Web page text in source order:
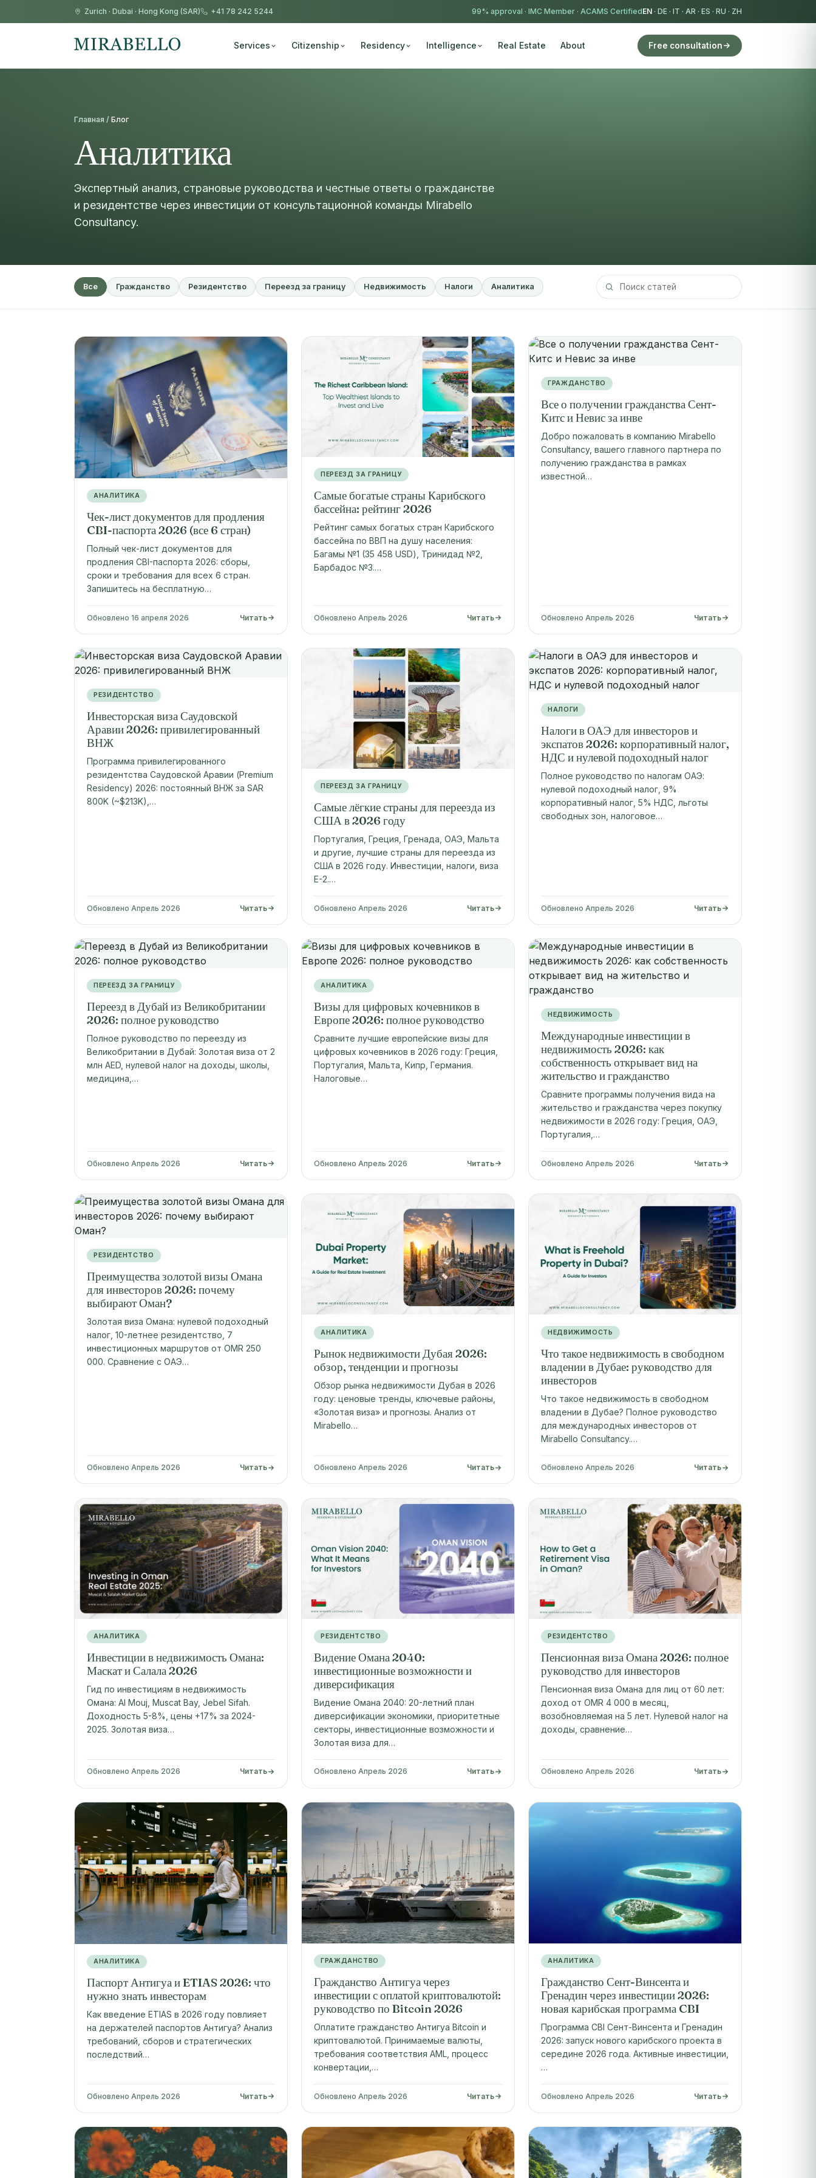
Zurich · Dubai · Hong Kong (SAR) +41 78 242 5244 99% approval · IMC Member · ACAMS CertifiedEN · DE · IT · AR · ES · RU · ZH
Services Citizenship Residency Intelligence Real Estate About Free consultation
Главная / Блог
Аналитика
Экспертный анализ, страновые руководства и честные ответы о гражданстве
и резидентстве через инвестиции от консультационной команды Mirabello
Consultancy.
Все Гражданство Резидентство Переезд за границу Недвижимость Налоги Аналитика
АНАЛИТИКА
Чек-лист документов для продления
CBI-паспорта 2026 (все 6 стран)
Полный чек-лист документов для
продления CBI-паспорта 2026: сборы,
сроки и требования для всех 6 стран.
Запишитесь на бесплатную…
Обновлено 16 апреля 2026 Читать
ПЕРЕЕЗД ЗА ГРАНИЦУ
Самые богатые страны Карибского
бассейна: рейтинг 2026
Рейтинг самых богатых стран Карибского
бассейна по ВВП на душу населения:
Багамы №1 (35 458 USD), Тринидад №2,
Барбадос №3.…
Обновлено Апрель 2026 Читать
ГРАЖДАНСТВО
Все о получении гражданства Сент-
Китс и Невис за инве
Добро пожаловать в компанию Mirabello
Consultancy, вашего главного партнера по
получению гражданства в рамках
известной…
Обновлено Апрель 2026 Читать
РЕЗИДЕНТСТВО
Инвесторская виза Саудовской
Аравии 2026: привилегированный
ВНЖ
Программа привилегированного
резидентства Саудовской Аравии (Premium
Residency) 2026: постоянный ВНЖ за SAR
800K (~$213K),…
Обновлено Апрель 2026 Читать
ПЕРЕЕЗД ЗА ГРАНИЦУ
Самые лёгкие страны для переезда из
США в 2026 году
Португалия, Греция, Гренада, ОАЭ, Мальта
и другие, лучшие страны для переезда из
США в 2026 году. Инвестиции, налоги, виза
E-2.…
Обновлено Апрель 2026 Читать
НАЛОГИ
Налоги в ОАЭ для инвесторов и
экспатов 2026: корпоративный налог,
НДС и нулевой подоходный налог
Полное руководство по налогам ОАЭ:
нулевой подоходный налог, 9%
корпоративный налог, 5% НДС, льготы
свободных зон, налоговое…
Обновлено Апрель 2026 Читать
ПЕРЕЕЗД ЗА ГРАНИЦУ
Переезд в Дубай из Великобритании
2026: полное руководство
Полное руководство по переезду из
Великобритании в Дубай: Золотая виза от 2
млн AED, нулевой налог на доходы, школы,
медицина,…
Обновлено Апрель 2026 Читать
АНАЛИТИКА
Визы для цифровых кочевников в
Европе 2026: полное руководство
Сравните лучшие европейские визы для
цифровых кочевников в 2026 году: Греция,
Португалия, Мальта, Кипр, Германия.
Налоговые…
Обновлено Апрель 2026 Читать
НЕДВИЖИМОСТЬ
Международные инвестиции в
недвижимость 2026: как
собственность открывает вид на
жительство и гражданство
Сравните программы получения вида на
жительство и гражданства через покупку
недвижимости в 2026 году: Греция, ОАЭ,
Португалия,…
Обновлено Апрель 2026 Читать
РЕЗИДЕНТСТВО
Преимущества золотой визы Омана
для инвесторов 2026: почему
выбирают Оман?
Золотая виза Омана: нулевой подоходный
налог, 10-летнее резидентство, 7
инвестиционных маршрутов от OMR 250
000. Сравнение с ОАЭ…
Обновлено Апрель 2026 Читать
АНАЛИТИКА
Рынок недвижимости Дубая 2026:
обзор, тенденции и прогнозы
Обзор рынка недвижимости Дубая в 2026
году: ценовые тренды, ключевые районы,
«Золотая виза» и прогнозы. Анализ от
Mirabello…
Обновлено Апрель 2026 Читать
НЕДВИЖИМОСТЬ
Что такое недвижимость в свободном
владении в Дубае: руководство для
инвесторов
Что такое недвижимость в свободном
владении в Дубае? Полное руководство
для международных инвесторов от
Mirabello Consultancy.…
Обновлено Апрель 2026 Читать
АНАЛИТИКА
Инвестиции в недвижимость Омана:
Маскат и Салала 2026
Гид по инвестициям в недвижимость
Омана: Al Mouj, Muscat Bay, Jebel Sifah.
Доходность 5-8%, цены +17% за 2024-
2025. Золотая виза…
Обновлено Апрель 2026 Читать
РЕЗИДЕНТСТВО
Видение Омана 2040:
инвестиционные возможности и
диверсификация
Видение Омана 2040: 20-летний план
диверсификации экономики, приоритетные
секторы, инвестиционные возможности и
Золотая виза для…
Обновлено Апрель 2026 Читать
РЕЗИДЕНТСТВО
Пенсионная виза Омана 2026: полное
руководство для инвесторов
Пенсионная виза Омана для лиц от 60 лет:
доход от OMR 4 000 в месяц,
возобновляемая на 5 лет. Нулевой налог на
доходы, сравнение…
Обновлено Апрель 2026 Читать
АНАЛИТИКА
Паспорт Антигуа и ETIAS 2026: что
нужно знать инвесторам
Как введение ETIAS в 2026 году повлияет
на держателей паспортов Антигуа? Анализ
требований, сборов и стратегических
последствий…
Обновлено Апрель 2026 Читать
ГРАЖДАНСТВО
Гражданство Антигуа через
инвестиции с оплатой криптовалютой:
руководство по Bitcoin 2026
Оплатите гражданство Антигуа Bitcoin и
криптовалютой. Принимаемые валюты,
требования соответствия AML, процесс
конвертации,…
Обновлено Апрель 2026 Читать
АНАЛИТИКА
Гражданство Сент-Винсента и
Гренадин через инвестиции 2026:
новая карибская программа CBI
Программа CBI Сент-Винсента и Гренадин
2026: запуск нового карибского проекта в
середине 2026 года. Активные инвестиции,
…
Обновлено Апрель 2026 Читать